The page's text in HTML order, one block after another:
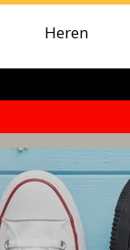
Heren